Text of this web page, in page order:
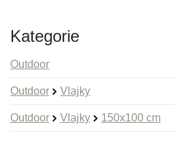
Kategorie
Outdoor
Outdoor Vlajky
Outdoor Vlajky 150x100 cm